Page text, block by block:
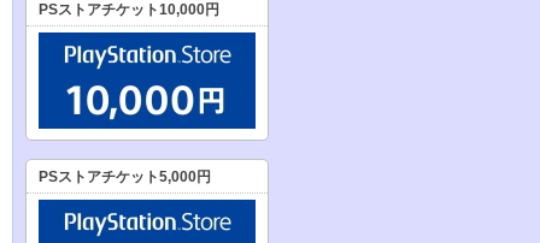
PSストアチケット10,000円
PSストアチケット5,000円